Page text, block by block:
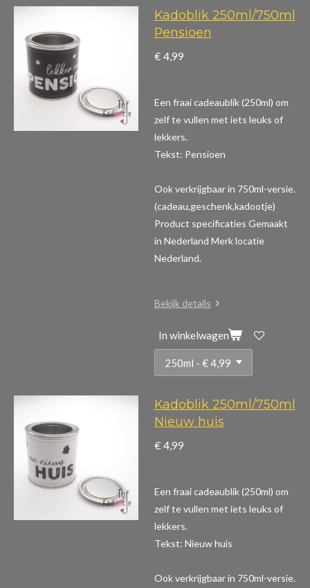
Kadoblik 250ml/750ml
Pensioen
€ 4,99
Een fraai cadeaublik (250ml) om
zelf te vullen met iets leuks of
lekkers.
Tekst: Pensioen
Ook verkrijgbaar in 750ml-versie.
(cadeau,geschenk,kadootje)
Product specificaties Gemaakt
in Nederland Merk locatie
Nederland.
Bekijk details
In winkelwagen
Kadoblik 250ml/750ml
Nieuw huis
€ 4,99
Een fraai cadeaublik (250ml) om
zelf te vullen met iets leuks of
lekkers.
Tekst: Nieuw huis
Ook verkrijgbaar in 750ml-versie.